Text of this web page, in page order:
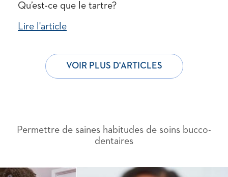
Qu’est-ce que le tartre?
Lire l'article
VOIR PLUS D'ARTICLES
Permettre de saines habitudes de soins bucco-
dentaires